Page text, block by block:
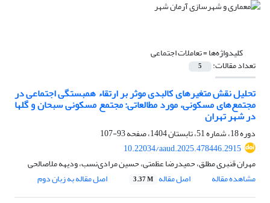
کلیدواژه‌ها =تعاملات اجتماعی
تعداد مقالات: 5
تحلیل نقش متغیرهای کالبدی موثر بر ارتقاء همبستگی اجتماعی در
مجتمع‌های مسکونی، مورد مطالعاتی: مجتمع مسکونی سبحان و گلها
در شهر تهران
دوره 18، شماره 51، تابستان 1404، صفحه
93-107
10.22034/aaud.2025.478446.2915
مهران قنبری مطلق، حمیدرضا عظمتی، حسین مرادی‌نسب، ودیهه ملاصالحی
مشاهده مقاله
اصل مقاله 3.37 M اصل مقاله به زبان دوم